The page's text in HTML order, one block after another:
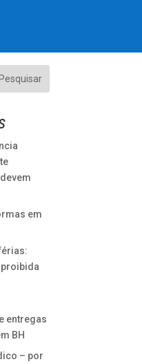
Pesquisar
em
entregas
BH
– por